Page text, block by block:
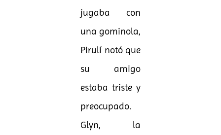
jugaba con
una gominola,
Pirulí notó que
su amigo
estaba triste y
preocupado.
Glyn, la